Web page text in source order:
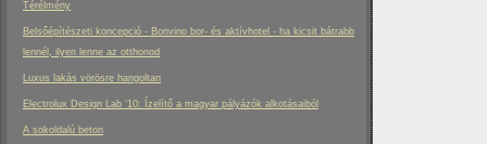
Térélmény
Belsőépítészeti koncepció - Bonvino bor- és aktívhotel - ha kicsit bátrabb
lennél, ilyen lenne az otthonod
Luxus lakás vörösre hangoltan
Electrolux Design Lab ‘10: Ízelítő a magyar pályázók alkotásaiból
A sokoldalú beton